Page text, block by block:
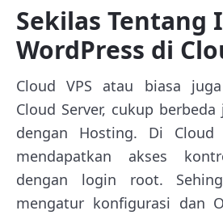
Sekilas Tentang
WordPress di
Cloud VPS atau biasa
Cloud Server, cukup
dengan Hosting. Di Cloud
mendapatkan akses
dengan login root.
mengatur konfigurasi dan